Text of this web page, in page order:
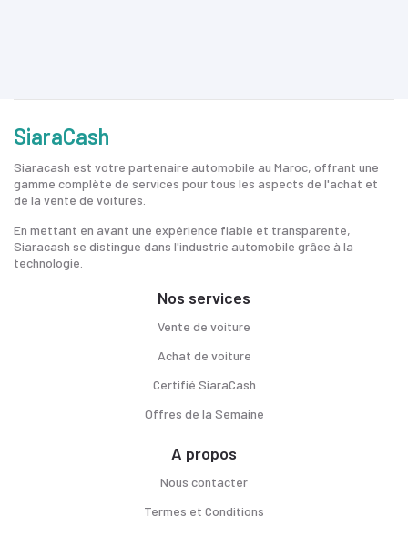
SiaraCash
Siaracash est votre partenaire automobile au Maroc, offrant une
gamme complète de services pour tous les aspects de l'achat et
de la vente de voitures.
En mettant en avant une expérience fiable et transparente,
Siaracash se distingue dans l'industrie automobile grâce à la
technologie.
Nos services
Vente de voiture
Achat de voiture
Certifié SiaraCash
Offres de la Semaine
A propos
Nous contacter
Termes et Conditions